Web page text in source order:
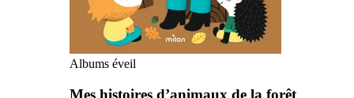
Albums éveil
Mes histoires d’animaux de la forêt